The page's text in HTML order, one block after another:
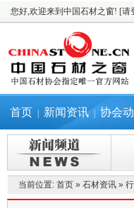
您好,欢迎来到中国石材之窗! [请
首页 新闻资讯 协会
当前位置: 首页 » 石材资讯 »